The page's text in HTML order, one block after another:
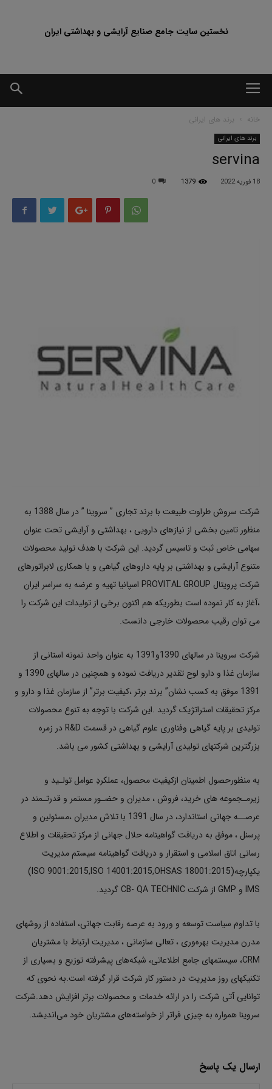
نخستین سایت جامع صنایع آرایشی و بهداشتی ایران
خانه برند های ایرانی
برند های ایرانی
servina
18 فوریه 2022 1379
0
شرکت سروش طراوت طبیعت با برند تجاری ” سروینا ” در سال 1388 به
منظور تامین بخشی از نیازهای دارویی ، بهداشتی و آرایشی تحت عنوان
سهامی خاص ثبت و تاسیس گردید. این شرکت با هدف تولید محصولات
متنوع آرایشی و بهداشتی بر پایه داروهای گیاهی و با همکاری لابراتورهای
شرکت پرویتال PROVITAL GROUP اسپانیا تهیه و عرضه به سراسر ایران
،آغاز به کار نموده است بطوریکه هم اکنون برخی از تولیدات این شرکت را
می توان رقیب محصولات خارجی دانست.
شرکت سروینا در سالهای 1390و1391 به عنوان واحد نمونه استانی از
سازمان غذا و دارو لوح تقدیر دریافت نموده و همچنین در سالهای 1390 و
1391 موفق به کسب نشان” برند برتر ،کیفیت برتر” از سازمان غذا و دارو و
مرکز تحقیقات استراتژیک گردید .این شرکت با توجه به تنوع محصولات
تولیدی بر پایه گیاهی وفناوری علوم گیاهی در قسمت R&D در زمره
بزرگترین شرکتهای تولیدی آرایشی و بهداشتی کشور می باشد.
به منظورحصول اطمینان ازکیفیت محصول، عملکردِ عوامل تولـید و
زیرمـجموعه های خرید، فروش ، مدیران و حضـور مستمر و قدرتـمند در
عرصــه جهانی استاندارد، در سال 1391 با تلاش مدیران ،مسئولین و
پرسنل ، موفق به دریافت گواهینامه حلال جهانی از مرکز تحقیقات و اطلاع
رسانی اتاق اسلامی و استقرار و دریافت گواهینامه سیستم مدیریت
یکپارچه(ISO 9001:2015,ISO 14001:2015,OHSAS 18001:2015)
IMS و GMP از شرکت CB- QA TECHNIC گردید.
با تداوم سیاست توسعه و ورود به عرصه رقابت جهانی، استفاده از روشهای
مدرن مدیریت بهره‌وری ، تعالی سازمانی ، مدیریت ارتباط با مشتریان
CRM، سیستمهای جامع اطلاعاتی، شبکه‌های پیشرفته توزیع و بسیاری از
تکنیکهای روز مدیریت در دستور کار شرکت قرار گرفته است.به نحوی که
توانایی آتی شرکت را در ارائه خدمات و محصولات برتر افزایش دهد.شرکت
سروینا همواره به چیزی فراتر از خواسته‌های مشتریان خود می‌اندیشد.
ارسال یک پاسخ